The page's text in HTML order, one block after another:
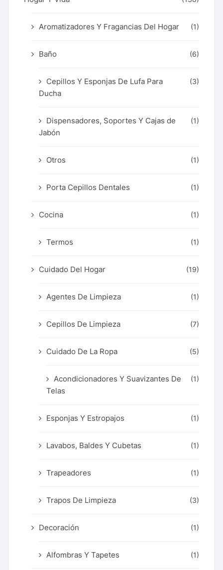
Aromatizadores Y Fragancias Del Hogar (1)
Baño (6)
Cepillos Y Esponjas De Lufa Para
Ducha
(3)
Dispensadores, Soportes Y Cajas de
Jabón
(1)
Otros (1)
Porta Cepillos Dentales (1)
Cocina (1)
Termos (1)
Cuidado Del Hogar (19)
Agentes De Limpieza (1)
Cepillos De Limpieza (7)
Cuidado De La Ropa (5)
Acondicionadores Y Suavizantes De
Telas
(1)
Esponjas Y Estropajos (1)
Lavabos, Baldes Y Cubetas (1)
Trapeadores (1)
Trapos De Limpieza (3)
Decoración (1)
Alfombras Y Tapetes (1)